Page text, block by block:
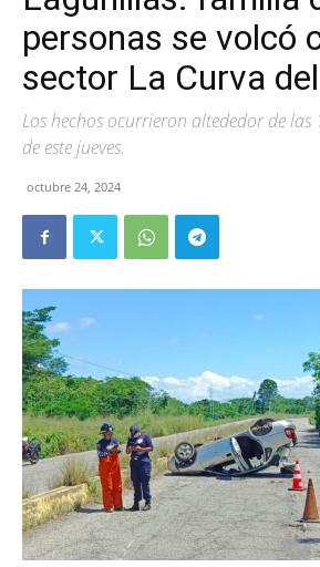
personas se volcó
sector La Curva
Los hechos ocurrieron altededor de
de este jueves.
octubre 24, 2024